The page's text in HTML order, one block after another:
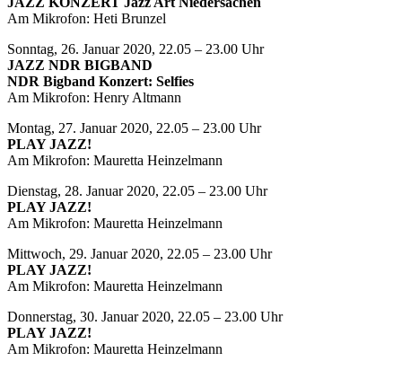
Am Mikrofon: Heti Brunzel
Sonntag, 26. Januar 2020, 22.05 – 23.00 Uhr
JAZZ NDR BIGBAND
NDR Bigband Konzert: Selfies
Am Mikrofon: Henry Altmann
Montag, 27. Januar 2020, 22.05 – 23.00 Uhr
PLAY JAZZ!
Am Mikrofon: Mauretta Heinzelmann
Dienstag, 28. Januar 2020, 22.05 – 23.00 Uhr
PLAY JAZZ!
Am Mikrofon: Mauretta Heinzelmann
Mittwoch, 29. Januar 2020, 22.05 – 23.00 Uhr
PLAY JAZZ!
Am Mikrofon: Mauretta Heinzelmann
Donnerstag, 30. Januar 2020, 22.05 – 23.00 Uhr
PLAY JAZZ!
Am Mikrofon: Mauretta Heinzelmann